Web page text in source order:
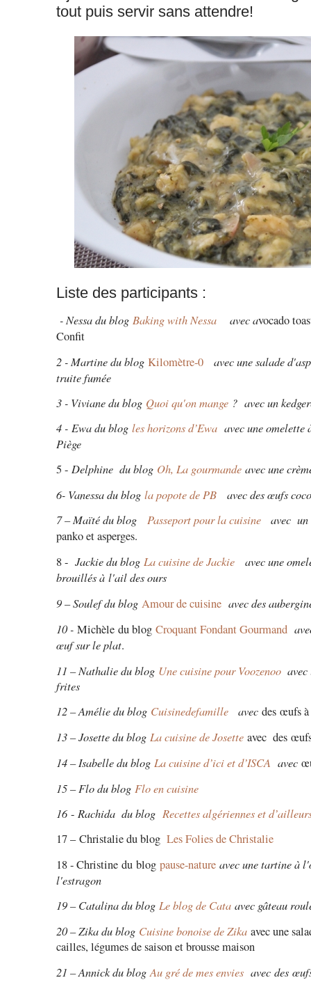
tout puis servir sans attendre!
Liste des participants :
- Nessa du blog Baking with Nessa avec avocado
Confit
2 - Martine du blog Kilomètre-0
avec une salade
truite fumée
3 - Viviane du blog Quoi qu'on mange ? avec un k
4 - Ewa du blog les horizons d’Ewa avec une
Piège
5 - Delphine du blog Oh, La gourmande avec une
6- Vanessa du blog la popote de PB
avec des œufs
7 – Maïté du blog Passeport pour la cuisine avec
panko et asperges.
8 - Jackie du blog La cuisine de Jackie avec une o
brouillés à l'ail des ours
9 – Soulef du blog Amour de cuisine avec des a
10 - Michèle du blog Croquant Fondant Gourmand
œuf sur le plat.
11 – Nathalie du blog Une cuisine pour Voozenoo avec
frites
12 – Amélie du blog Cuisinedefamille avec des œufs
13 – Josette du blog La cuisine de Josette avec des
14 – Isabelle du blog La cuisine d’ici et d’ISCA avec
15 – Flo du blog Flo en cuisine
16- Rachida du blog Recettes algériennes et
17 – Christalie du blog Les Folies de Christalie
18 - Christine du blog pause-nature avec une tartine à
l'estragon
19 – Catalina du blog Le blog de Cata avec gâteau
20 – Zika du blog Cuisine bonoise de Zika avec une
cailles, légumes de saison et brousse maison
21 – Annick du blog Au gré de mes envies avec des